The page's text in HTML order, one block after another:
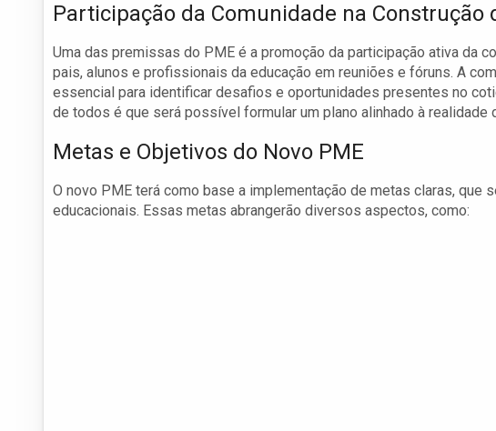
Participação da Comunidade na Construção
Uma das premissas do PME é a promoção da participação ativa da
pais, alunos e profissionais da educação em reuniões e fóruns. A
essencial para identificar desafios e oportunidades presentes no
de todos é que será possível formular um plano alinhado à realidade
Metas e Objetivos do Novo PME
O novo PME terá como base a implementação de metas claras, que
educacionais. Essas metas abrangerão diversos aspectos, como: